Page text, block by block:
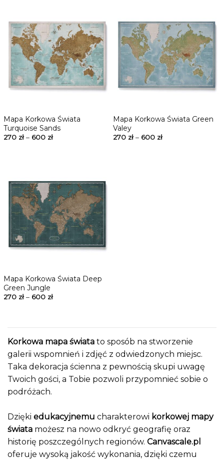
Mapa Korkowa Świata
Turquoise Sands
270 zł– 600 zł
Mapa Korkowa Świata Green
Valey
270 zł– 600 zł
Mapa Korkowa Świata Deep
Green Jungle
270 zł– 600 zł
Korkowa mapa świata to sposób na stworzenie
galerii wspomnień i zdjęć z odwiedzonych miejsc.
Taka dekoracja ścienna z pewnością skupi uwagę
Twoich gości, a Tobie pozwoli przypomnieć sobie o
podróżach.
Dzięki edukacyjnemu charakterowi korkowej mapy
świata możesz na nowo odkryć geografię oraz
historię poszczególnych regionów. Canvascale.pl
oferuje wysoką jakość wykonania, dzięki czemu